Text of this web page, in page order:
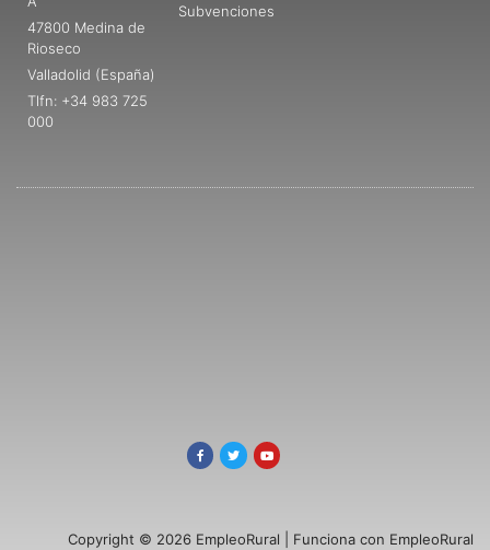
47800 Medina de
Rioseco
Valladolid (España)
Tlfn: +34 983 725
000
Subvenciones
Copyright © 2026 EmpleoRural | Funciona con EmpleoRural